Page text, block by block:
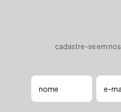
cadastre-se em